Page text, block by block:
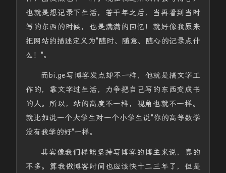
也就是想记录下生活，若干年之后，当再看到当时
写的东西的时候，也是满满的回忆！就好像我原来
把网站的描述定义为"随时、随意、随心的记录点什
么！"。
而bi.ge写博客发点却不一样，他就是搞文字工
作的，靠文字过生活，力争把自己写的东西变成书
的人。所以，站的高度不一样，视角也就不一样。
就比如说一个大学生对一个小学生说"你的高等数学
没有我学的好"一样。
其实像我们样能坚持写博客的博主来说，真的
不多。算我做博客时间也应该快十二三年了，但是